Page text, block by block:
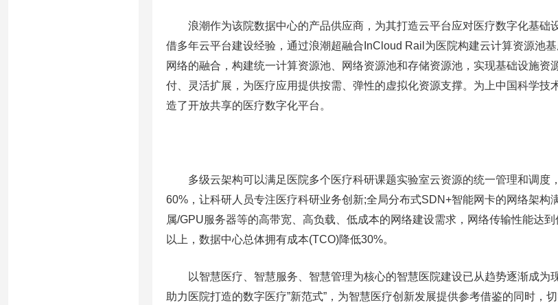
浪潮作为该院数据中心的产品供应商，为其打造云平台应对医疗数字化基础
借多年云平台建设经验，通过浪潮超融合InCloud Rail为医院构建云计算资源池基
网络的融合，构建统一计算资源池、网络资源池和存储资源池，实现基础设施资
付、灵活扩展，为医疗应用提供按需、弹性的虚拟化资源支撑。为上中国科学技
造了开放共享的医疗数字化平台。
多级云架构可以满足医院多个医疗科研课题实验室云资源的统一管理和调度
60%，让科研人员专注医疗科研业务创新;全局分布式SDN+智能网卡的网络架构
属/GPU服务器等的高带宽、高负载、低成本的网络建设需求，网络传输性能达
以上，数据中心总体拥有成本(TCO)降低30%。
以智慧医疗、智慧服务、智慧管理为核心的智慧医院建设已从趋势逐渐成为
助力医院打造的数字医疗”新范式”，为智慧医疗创新发展提供参考借鉴的同时，